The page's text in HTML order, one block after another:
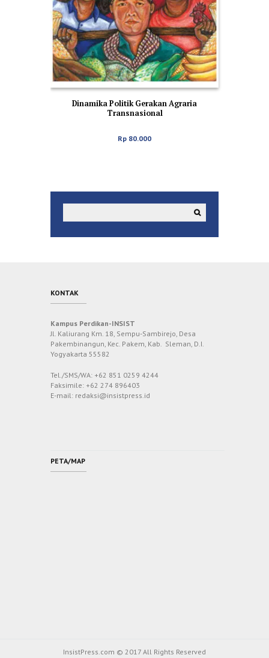
Dinamika Politik Gerakan Agraria
Transnasional
Rp 80.000
KONTAK
Kampus Perdikan-INSIST
Jl. Kaliurang Km. 18, Sempu-Sambirejo, Desa
Pakembinangun, Kec. Pakem, Kab. Sleman, D.I.
Yogyakarta 55582
Tel./SMS/WA: +62 851 0259 4244
Faksimile: +62 274 896403
E-mail: redaksi@insistpress.id
PETA/MAP
InsistPress.com © 2017 All Rights Reserved